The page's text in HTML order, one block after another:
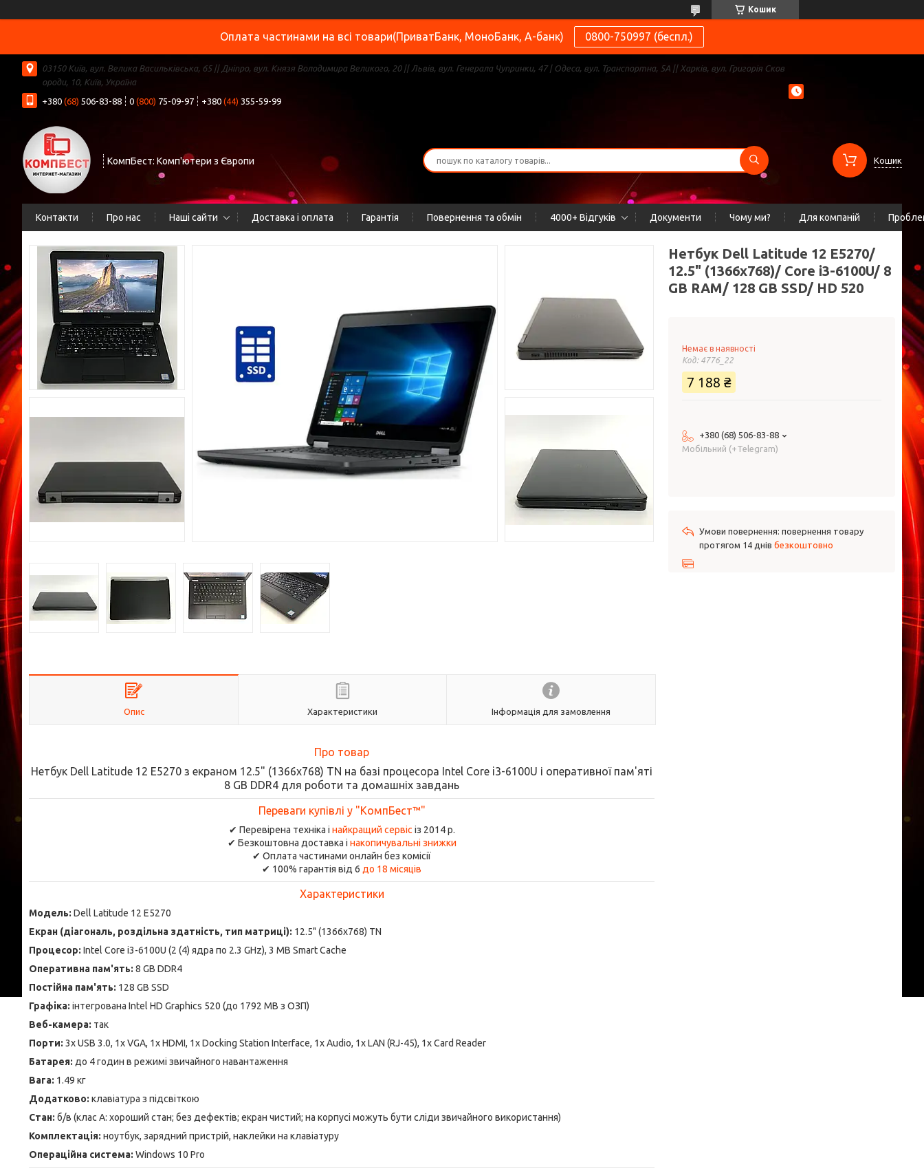
Кошик
Оплата частинами на всі товари(ПриватБанк, МоноБанк, А-банк) 0800-750997 (беспл.)
03150 Київ, вул. Велика Васильківська, 65 || Дніпро, вул. Князя Володимира Великого, 20 || Львів, вул. Генерала Чупринки, 47 | Одеса, вул. Транспортна, 5А || Харків, вул. Григорія Сков
ороди, 10, Київ, Україна
+380 (68) 506-83-88 0 (800) 75-09-97 +380 (44) 355-59-99
КомпБест: Комп'ютери з Європи Кошик
Контакти Про нас Наші сайти Доставка і оплата Гарантія Повернення та обмін 4000+ Відгуків Документи Чому ми? Для компаній
Опис Характеристики Інформація для замовлення
Про товар
Нетбук Dell Latitude 12 E5270 з екраном 12.5" (1366x768) TN на базі процесора Intel Core i3-6100U і оперативної пам'яті
8 GB DDR4 для роботи та домашніх завдань
Переваги купівлі у "КомпБест™"
✔ Перевірена техніка і найкращий сервіс із 2014 р.
✔ Безкоштовна доставка і накопичувальні знижки
✔ Оплата частинами онлайн без комісії
✔ 100% гарантія від 6 до 18 місяців
Характеристики
Модель: Dell Latitude 12 E5270
Екран (діагональ, роздільна здатність, тип матриці): 12.5" (1366x768) TN
Процесор: Intel Core i3-6100U (2 (4) ядра по 2.3 GHz), 3 MB Smart Cache
Оперативна пам'ять: 8 GB DDR4
Постійна пам'ять: 128 GB SSD
Графіка: інтегрована Intel HD Graphics 520 (до 1792 MB з ОЗП)
Веб-камера: так
Порти: 3x USB 3.0, 1x VGA, 1x HDMI, 1x Docking Station Interface, 1x Audio, 1x LAN (RJ-45), 1x Card Reader
Батарея: до 4 годин в режимі звичайного навантаження
Вага: 1.49 кг
Додатково: клавіатура з підсвіткою
Стан: б/в (клас А: хороший стан; без дефектів; екран чистий; на корпусі можуть бути сліди звичайного використання)
Комплектація: ноутбук, зарядний пристрій, наклейки на клавіатуру
Операційна система: Windows 10 Pro
Нетбук Dell Latitude 12 E5270/
12.5" (1366x768)/ Core i3-6100U/ 8
GB RAM/ 128 GB SSD/ HD 520
Немає в наявності
Код: 4776_22
7 188 ₴
+380 (68) 506-83-88
Мобільний (+Telegram)
повернення товару
протягом 14 днів безкоштовно